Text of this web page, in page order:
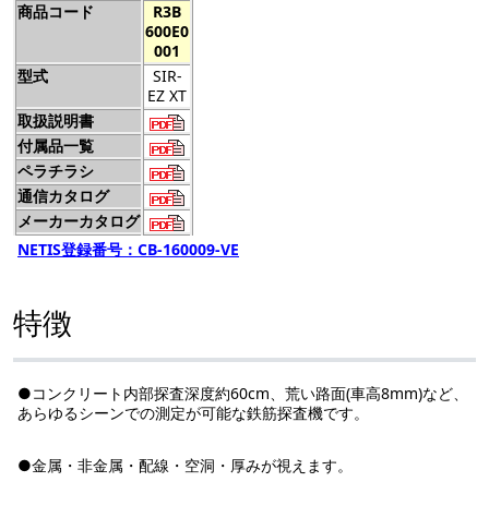
商品コード
R3B
600E0
001
型式
SIR-
EZ XT
取扱説明書
付属品一覧
ペラチラシ
通信カタログ
メーカーカタログ
NETIS登録番号：CB-160009-VE
特徴
●コンクリート内部探査深度約60cm、荒い路面(車高8mm)など、
あらゆるシーンでの測定が可能な鉄筋探査機です。
●金属・非金属・配線・空洞・厚みが視えます。